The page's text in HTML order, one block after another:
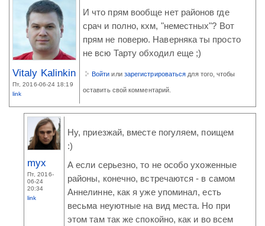
Vitaly Kalinkin
Пт, 2016-06-24 18:19
link
И что прям вообще нет районов где
срач и полно, кхм, "неместных"? Вот
прям не поверю. Наверняка ты просто
не всю Тарту обходил еще ;)
Войти или зарегистрироваться для того, чтобы
оставить свой комментарий.
myx
Пт, 2016-
06-24
20:34
link
Ну, приезжай, вместе погуляем, поищем
:)
А если серьезно, то не особо ухоженные
районы, конечно, встречаются - в самом
Аннелинне, как я уже упоминал, есть
весьма неуютные на вид места. Но при
этом там так же спокойно, как и во всем